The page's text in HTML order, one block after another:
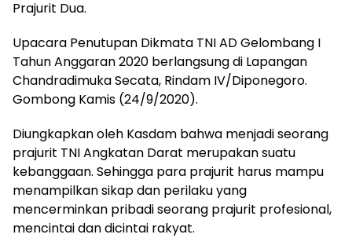
Prajurit Dua.
Upacara Penutupan Dikmata TNI AD Gelombang I
Tahun Anggaran 2020 berlangsung di Lapangan
Chandradimuka Secata, Rindam IV/Diponegoro.
Gombong Kamis (24/9/2020).
Diungkapkan oleh Kasdam bahwa menjadi seorang
prajurit TNI Angkatan Darat merupakan suatu
kebanggaan. Sehingga para prajurit harus mampu
menampilkan sikap dan perilaku yang
mencerminkan pribadi seorang prajurit profesional,
mencintai dan dicintai rakyat.